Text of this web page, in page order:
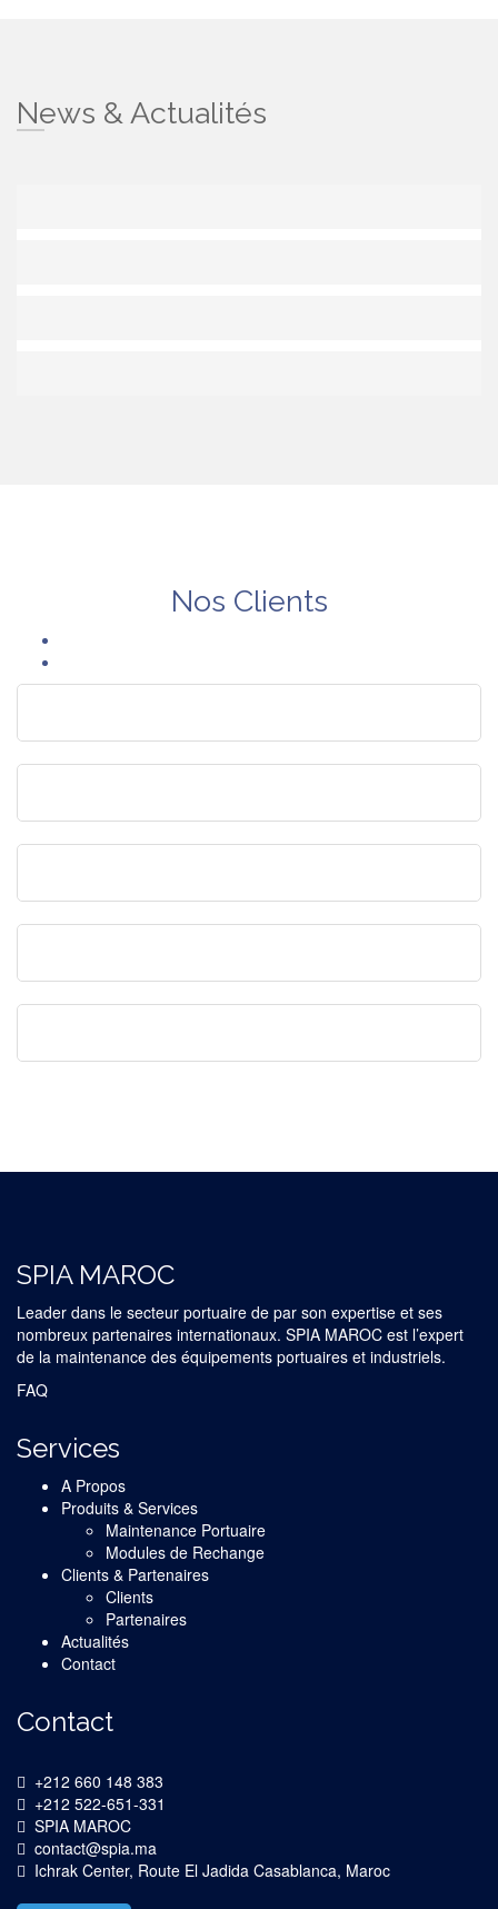
News & Actualités
Nos Clients
SPIA MAROC
Leader dans le secteur portuaire de par son expertise et ses
nombreux partenaires internationaux. SPIA MAROC est l’expert
de la maintenance des équipements portuaires et industriels.
FAQ
Services
A Propos
Produits & Services
Maintenance Portuaire
Modules de Rechange
Clients & Partenaires
Clients
Partenaires
Actualités
Contact
Contact
+212 660 148 383
+212 522-651-331
SPIA MAROC
contact@spia.ma
Ichrak Center, Route El Jadida Casablanca, Maroc